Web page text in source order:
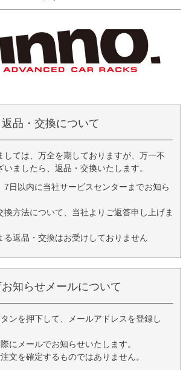
返品・交換について
しては、万全を期しておりますが、万一不
いましたら、返品・交換いたします。
7日以内に当社サービスセンターまでお知ら
換方法について、当社よりご返答申し上げま
返品・交換はお受けしておりません
お知らせメールについて
ンを押下して、メールアドレスを登録し
にメールでお知らせいたします。
文を確定するものではありません。